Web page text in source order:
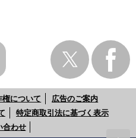
権について
広告のご案内
特定商取引法に基づく表示
合わせ